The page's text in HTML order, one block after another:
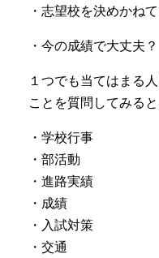
・志望校を決めかねて
・今の成績で大丈夫？
１つでも当てはまる
ことを質問してみると
・学校行事
・部活動
・進路実績
・成績
・入試対策
・交通